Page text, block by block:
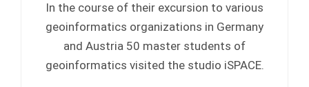
In the course of their excursion to various
geoinformatics organizations in Germany
and Austria 50 master students of
geoinformatics visited the studio iSPACE.